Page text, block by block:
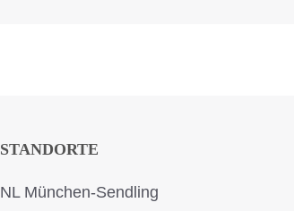
STANDORTE
NL München-Sendling